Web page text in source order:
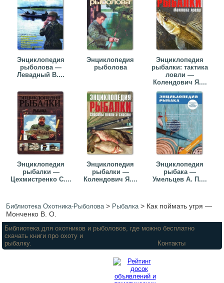
Энциклопедия
рыболова —
Левадный В....
Энциклопедия
рыболова
Энциклопедия
рыбалки: тактика
ловли —
Колендович Я....
Энциклопедия
рыбалки —
Цехмистренко С....
Энциклопедия
рыбалки —
Колендович Я....
Энциклопедия
рыбака —
Умельцев А. П....
Библиотека Охотника-Рыболова> Рыбалка> Как поймать угря —
Монченко В. О.
Библиотека для охотников и рыболовов, где можно бесплатно
скачать книги про охоту и
рыбалку.
Контакты